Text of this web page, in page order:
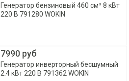
Генератор бензиновый 460 см³ 8 кВт
220 В 791280 WOKIN
7990 руб
Генератор инверторный бесшумный
2.4 кВт 220 В 791362 WOKIN